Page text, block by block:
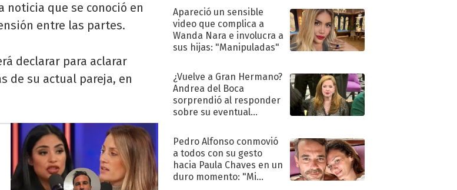
noticia que se conoció en
entre las partes.
declarar para aclarar
de su actual pareja, en
Apareció un sensible
video que complica a
Wanda Nara e involucra a
sus hijas: "Manipuladas"
¿Vuelve a Gran Hermano?
Andrea del Boca
sorprendió al responder
sobre su eventual
Pedro Alfonso conmovió
a todos con su gesto
hacia Paula Chaves en un
duro momento: "Mi